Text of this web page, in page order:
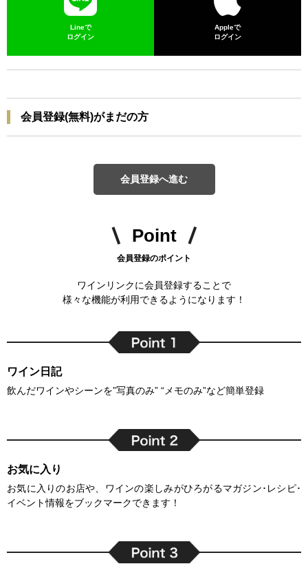
Lineで
ログイン
Appleで
ログイン
会員登録(無料)がまだの方
会員登録へ進む
Point
会員登録のポイント
ワインリンクに会員登録することで
様々な機能が利用できるようになります！
ワイン日記
飲んだワインやシーンを”写真のみ” “メモのみ”など簡単登録
お気に入り
お気に入りのお店や、ワインの楽しみがひろがるマガジン･レシピ･
イベント情報をブックマークできます！